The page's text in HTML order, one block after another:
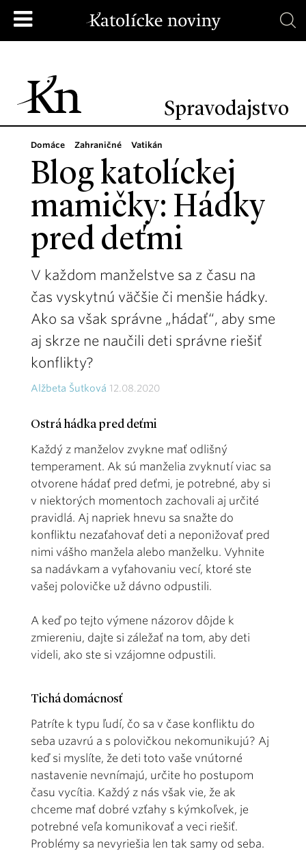
Spravodajstvo
Domáce Zahraničné Vatikán
Blog katolíckej
mamičky: Hádky
pred deťmi
V každom manželstve sa z času na
čas vyskytnú väčšie či menšie hádky.
Ako sa však správne „hádať“, aby sme
aj skrze ne naučili deti správne riešiť
konflikty?
Alžbeta Šutková 12.08.2020
Ostrá hádka pred deťmi
Každý z manželov zvykne mať odlišný
temperament. Ak sú manželia zvyknutí viac sa
otvorene hádať pred deťmi, je potrebné, aby si
v niektorých momentoch zachovali aj určité
pravidlá. Aj napriek hnevu sa snažte do
konfliktu nezaťahovať deti a neponižovať pred
nimi vášho manžela alebo manželku. Vyhnite
sa nadávkam a vyťahovaniu vecí, ktoré ste
vašej polovičke už dávno odpustili.
A keď po tejto výmene názorov dôjde k
zmiereniu, dajte si záležať na tom, aby deti
videli, ako ste si vzájomne odpustili.
Tichá domácnosť
Patríte k typu ľudí, čo sa v čase konfliktu do
seba uzavrú a s polovičkou nekomunikujú? Aj
keď si myslíte, že deti toto vaše vnútorné
nastavenie nevnímajú, určite ho postupom
času vycítia. Každý z nás však vie, že ak
chceme mať dobré vzťahy s kýmkoľvek, je
potrebné veľa komunikovať a veci riešiť.
Problémy sa nevyriešia len tak samy od seba.